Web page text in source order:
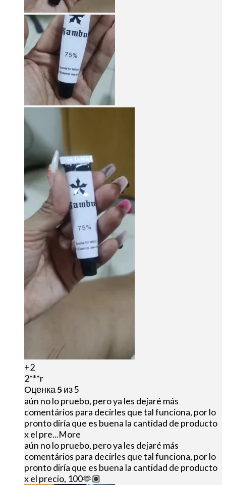
+2
2***r
Оценка5из 5
aún no lo pruebo, pero ya les dejaré más
comentários para decirles que tal funciona, por lo
pronto diría que es buena la cantidad de producto
x el pre...More
aún no lo pruebo, pero ya les dejaré más
comentários para decirles que tal funciona, por lo
pronto diría que es buena la cantidad de producto
x el precio, 100🫶🏽